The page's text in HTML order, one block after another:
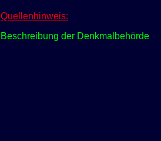
Quellenhinweis:
Beschreibung der Denkmalbehörde